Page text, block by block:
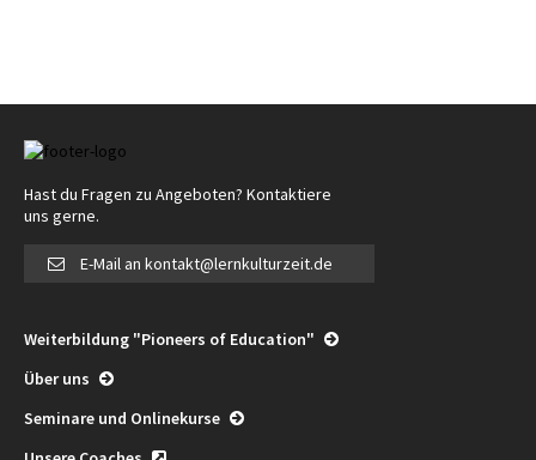
Hast du Fragen zu Angeboten? Kontaktiere
uns gerne.
E-Mail an kontakt@lernkulturzeit.de
Weiterbildung "Pioneers of Education"
Über uns
Seminare und Onlinekurse